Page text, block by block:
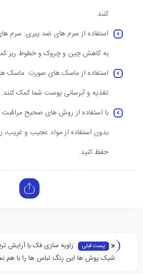
کنند.
استفاده از سرم های ضد پیری: سرم
به کاهش چین و چروک و خطوط ریز
استفاده از ماسک های صورت: ماسک
تغذیه و آبرسانی پوست شما کمک کنند.
با استفاده از روش های صحیح مراقبت
بدون استفاده از مواد عجیب و غریب،
حفظ کنید.
« پست قبلی
زاویه سازی فک با آرایش
برای ظاهری جذاب تر
شیک پوش ها این رنگ لباس ها را با هم